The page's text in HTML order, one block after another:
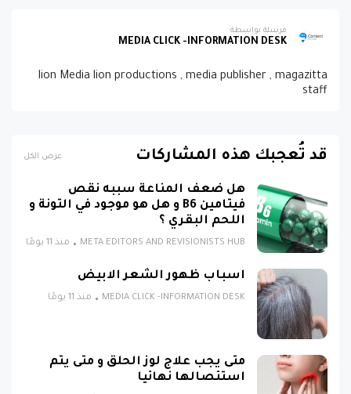
مرسلة بواسطة
MEDIA CLICK -INFORMATION DESK
lion Media lion productions , media publisher , magazitta
staff
قد تُعجبك هذه المشاركات عرض الكل
هل ضعف المناعة سببه نقص
فيتامين B6 و هل هو موجود في التونة و
اللحم البقري ؟
META EDITORS AND REVISIONISTS HUB منذ 11 يومًا
اسباب ظهور الشعر الابيض
MEDIA CLICK -INFORMATION DESK منذ 11 يومًا
متى يجب علاج لوز الحلق و متى يتم
استئصالها نهائيا